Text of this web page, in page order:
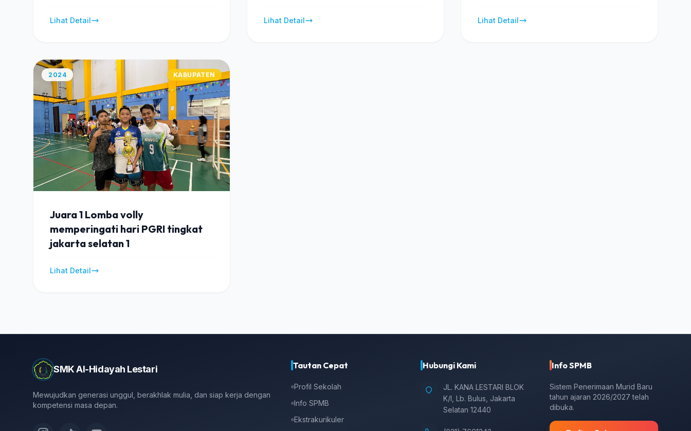
Lihat Detail Lihat Detail Lihat Detail
2024 KABUPATEN
Juara 1 Lomba volly
memperingati hari PGRI tingkat
jakarta selatan 1
Lihat Detail
SMK Al-Hidayah Lestari
Mewujudkan generasi unggul, berakhlak mulia, dan siap kerja dengan
kompetensi masa depan.
Tautan Cepat
Profil Sekolah
Info SPMB
Ekstrakurikuler
Hubungi Kami
JL. KANA LESTARI BLOK
K/I, Lb. Bulus, Jakarta
Selatan 12440
Info SPMB
Sistem Penerimaan Murid Baru
tahun ajaran 2026/2027 telah
dibuka.